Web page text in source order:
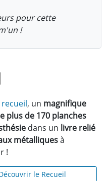
pour cette
!
, un magnifique
plus de 170 planches
dans un livre relié
métalliquesà
!
le Recueil